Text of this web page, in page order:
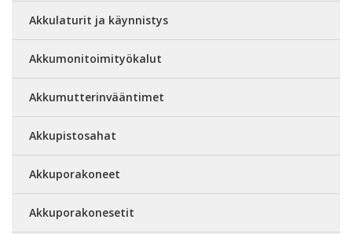
Akkulaturit ja käynnistys
Akkumonitoimityökalut
Akkumutterinvääntimet
Akkupistosahat
Akkuporakoneet
Akkuporakonesetit